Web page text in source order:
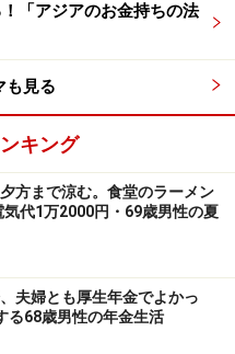
で3000円分のAmazonギ
ーー
ものです。現在とはサー
ことがございます
正確性を保証するもの
新の内容をご確認くださ
「アジアのお金持ちの法
も見る
キング
夕方まで涼む。食堂のラーメン
代1万2000円・69歳男性の夏
夫婦とも厚生年金でよかっ
る68歳男性の年金生活